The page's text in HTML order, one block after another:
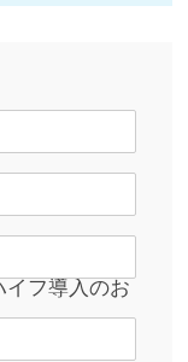
イフ導入のお